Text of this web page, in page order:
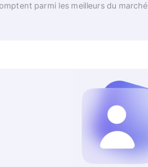
parmi les meilleurs du marché